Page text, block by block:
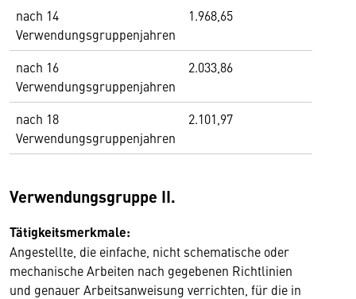
nach 14
Verwendungsgruppenjahren
1.968,65
nach 16
Verwendungsgruppenjahren
2.033,86
nach 18
Verwendungsgruppenjahren
2.101,97
Verwendungsgruppe II.
Tätigkeitsmerkmale:
Angestellte, die einfache, nicht schematische oder
mechanische Arbeiten nach gegebenen Richtlinien
und genauer Arbeitsanweisung verrichten, für die in